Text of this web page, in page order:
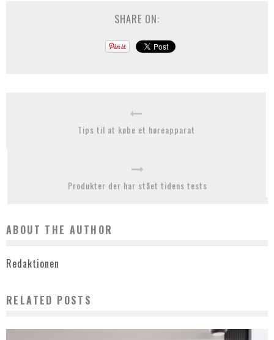
SHARE ON:
Tips til at købe et høreapparat
Produkter der har stået tidens tests
ABOUT THE AUTHOR
Redaktionen
RELATED POSTS